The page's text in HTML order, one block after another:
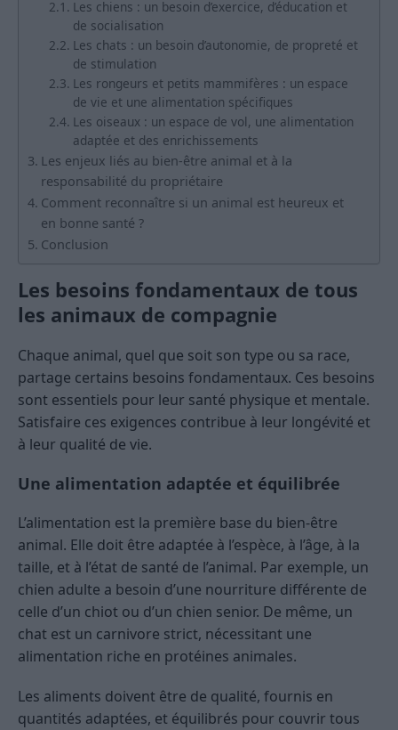
Les chiens : un besoin d’exercice, d’éducation et
de socialisation
Les chats : un besoin d’autonomie, de propreté et
de stimulation
Les rongeurs et petits mammifères : un espace
de vie et une alimentation spécifiques
Les oiseaux : un espace de vol, une alimentation
adaptée et des enrichissements
Les enjeux liés au bien-être animal et à la
responsabilité du propriétaire
Comment reconnaître si un animal est heureux et
en bonne santé ?
Conclusion
Les besoins fondamentaux de tous
les animaux de compagnie
Chaque animal, quel que soit son type ou sa race,
partage certains besoins fondamentaux. Ces besoins
sont essentiels pour leur santé physique et mentale.
Satisfaire ces exigences contribue à leur longévité et
à leur qualité de vie.
Une alimentation adaptée et équilibrée
L’alimentation est la première base du bien-être
animal. Elle doit être adaptée à l’espèce, à l’âge, à la
taille, et à l’état de santé de l’animal. Par exemple, un
chien adulte a besoin d’une nourriture différente de
celle d’un chiot ou d’un chien senior. De même, un
chat est un carnivore strict, nécessitant une
alimentation riche en protéines animales.
Les aliments doivent être de qualité, fournis en
quantités adaptées, et équilibrés pour couvrir tous